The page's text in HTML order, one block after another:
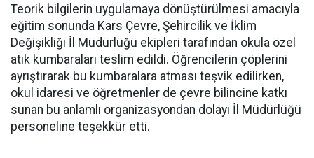
Teorik bilgilerin uygulamaya dönüştürülmesi amacıyla
eğitim sonunda Kars Çevre, Şehircilik ve İklim
Değişikliği İl Müdürlüğü ekipleri tarafından okula özel
atık kumbaraları teslim edildi. Öğrencilerin çöplerini
ayrıştırarak bu kumbaralara atması teşvik edilirken,
okul idaresi ve öğretmenler de çevre bilincine katkı
sunan bu anlamlı organizasyondan dolayı İl Müdürlüğü
personeline teşekkür etti.